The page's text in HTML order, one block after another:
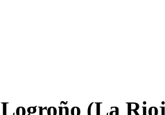
Logroño (La